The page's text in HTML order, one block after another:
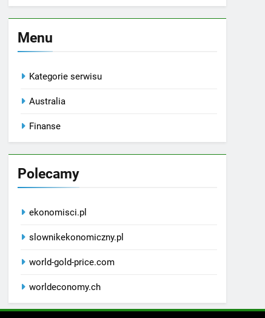
Menu
Kategorie serwisu
Australia
Finanse
Polecamy
ekonomisci.pl
slownikekonomiczny.pl
world-gold-price.com
worldeconomy.ch